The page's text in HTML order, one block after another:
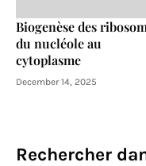
Biogenèse des
du nucléole au
cytoplasme
December 14, 2025
Rechercher